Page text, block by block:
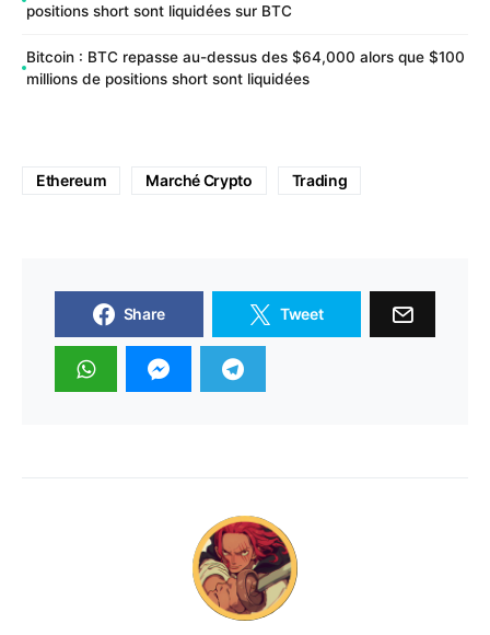
positions short sont liquidées sur BTC
Bitcoin : BTC repasse au-dessus des $64,000 alors que $100
millions de positions short sont liquidées
Ethereum Marché Crypto Trading
Share Tweet